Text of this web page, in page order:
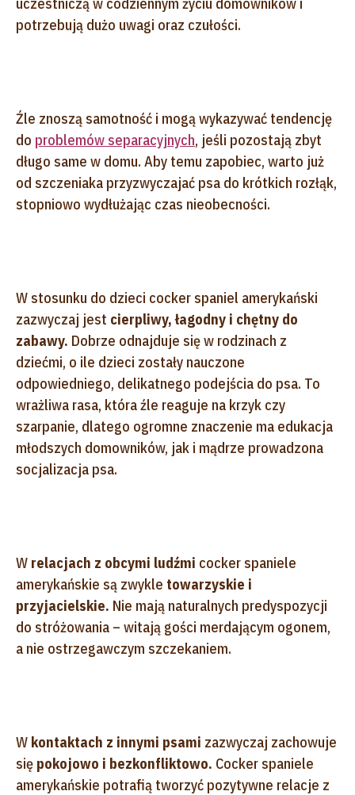
potrzebują dużo uwagi oraz czułości.
Źle znoszą samotność i mogą wykazywać tendencję
do problemów separacyjnych, jeśli pozostają zbyt
długo same w domu. Aby temu zapobiec, warto już
od szczeniaka przyzwyczajać psa do krótkich rozłąk,
stopniowo wydłużając czas nieobecności.
W stosunku do dzieci cocker spaniel amerykański
zazwyczaj jest cierpliwy, łagodny i chętny do
zabawy. Dobrze odnajduje się w rodzinach z
dziećmi, o ile dzieci zostały nauczone
odpowiedniego, delikatnego podejścia do psa. To
wrażliwa rasa, która źle reaguje na krzyk czy
szarpanie, dlatego ogromne znaczenie ma edukacja
młodszych domowników, jak i mądrze prowadzona
socjalizacja psa.
W relacjach z obcymi ludźmi cocker spaniele
amerykańskie są zwykle towarzyskie i
przyjacielskie. Nie mają naturalnych predyspozycji
do stróżowania – witają gości merdającym ogonem,
a nie ostrzegawczym szczekaniem.
W kontaktach z innymi psami zazwyczaj zachowuje
się pokojowo i bezkonfliktowo. Cocker spaniele
amerykańskie potrafią tworzyć pozytywne relacje z